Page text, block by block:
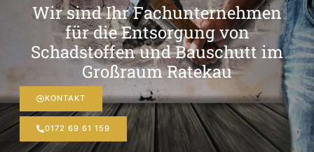
Wir sind Ihr Fachunternehmen
für die Entsorgung von
Schadstoffen und Bauschutt im
Großraum Ratekau
KONTAKT
0172 69 61 159